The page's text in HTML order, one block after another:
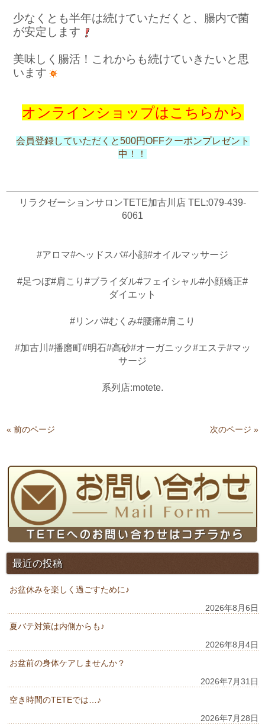
少なくとも半年は続けていただくと、腸内で菌
が安定します
美味しく腸活！これからも続けていきたいと思
います
オンラインショップはこちらから
会員登録していただくと500円OFFクーポンプレゼント
中！！
リラクゼーションサロンTETE加古川店 TEL:079-439-
6061
#アロマ#ヘッドスパ#小顔#オイルマッサージ
#足つぼ#肩こり#ブライダル#フェイシャル#小顔矯正#
ダイエット
#リンパ#むくみ#腰痛#肩こり
#加古川#播磨町#明石#高砂#オーガニック#エステ#マッ
サージ
系列店:motete.
« 前のページ 次のページ »
最近の投稿
お盆休みを楽しく過ごすために♪
2026年8月6日
夏バテ対策は内側からも♪
2026年8月4日
お盆前の身体ケアしませんか？
2026年7月31日
空き時間のTETEでは…♪
2026年7月28日